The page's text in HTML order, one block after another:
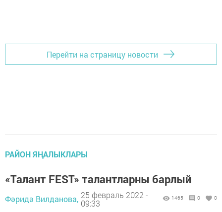
Перейти на страницу новости
РАЙОН ЯҢАЛЫКЛАРЫ
«Талант FESТ» талантларны барлый
Фәридә Вилданова, 25 февраль 2022 -
09:33
1465 0 0